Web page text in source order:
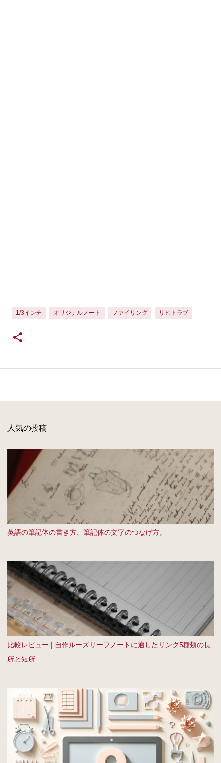
1/3インチ オリジナルノート ファイリング リヒトラブ
人気の投稿
英語の筆記体の書き方、筆記体の文字のつなげ方。
比較レビュー | 自作ルーズリーフノートに適したリング5種類の長
所と短所